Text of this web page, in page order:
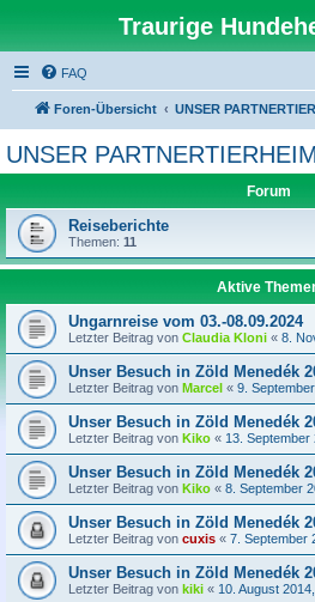
Traurige
FAQ
Foren-Übersicht UNSER
UNSER PARTNERTIERHEIM
Forum
Reiseberichte
Themen: 11
Aktive
Ungarnreise vom 03.-08.09.2024
Letzter Beitrag von Claudia Kloni « 8.
Unser Besuch in Zöld Menedék
Letzter Beitrag von Marcel « 9.
Unser Besuch in Zöld Menedék
Letzter Beitrag von Kiko « 13. September
Unser Besuch in Zöld Menedék
Letzter Beitrag von Kiko « 8. September
Unser Besuch in Zöld Menedék
Letzter Beitrag von cuxis « 7. September
Unser Besuch in Zöld Menedék
Letzter Beitrag von kiki « 10. August